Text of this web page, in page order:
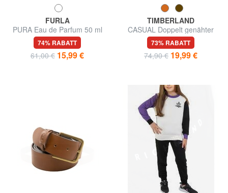
FURLA
PURA Eau de Parfum 50 ml
74% RABATT
61,00 € 15,99 €
TIMBERLAND
CASUAL Doppelt genähter
Ledergürtel
73% RABATT
74,90 € 19,99 €